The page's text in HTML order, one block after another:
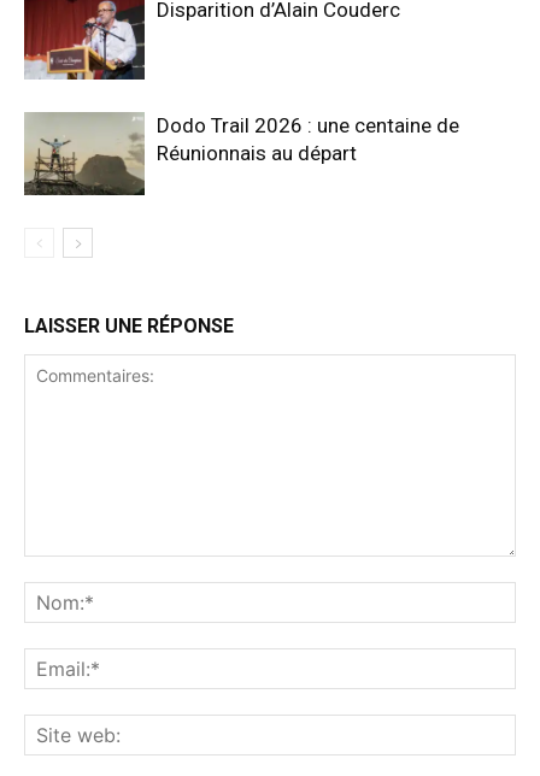
Disparition d’Alain Couderc
Dodo Trail 2026 : une centaine de
Réunionnais au départ
LAISSER UNE RÉPONSE